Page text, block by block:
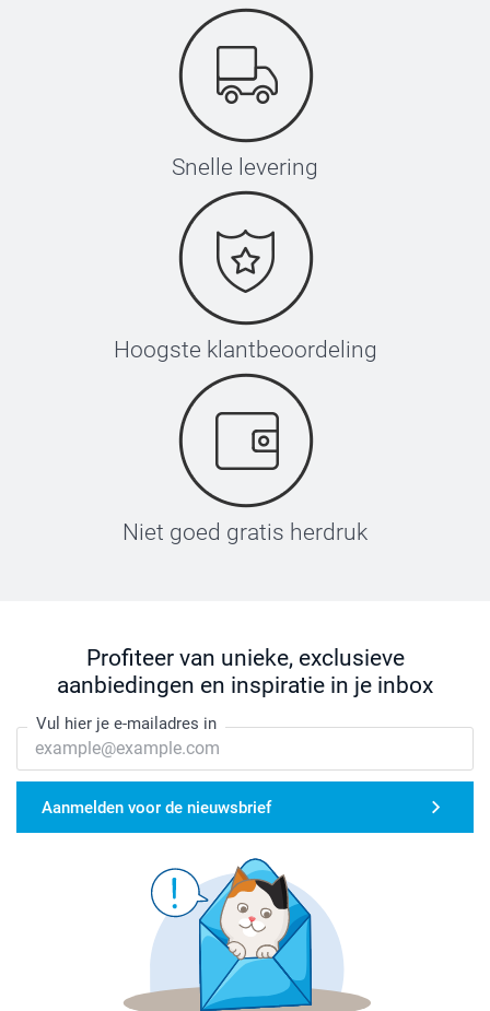
Snelle levering
Hoogste klantbeoordeling
Niet goed gratis herdruk
Profiteer van unieke, exclusieve
aanbiedingen en inspiratie in je inbox
Vul hier je e-mailadres in
Aanmelden voor de nieuwsbrief